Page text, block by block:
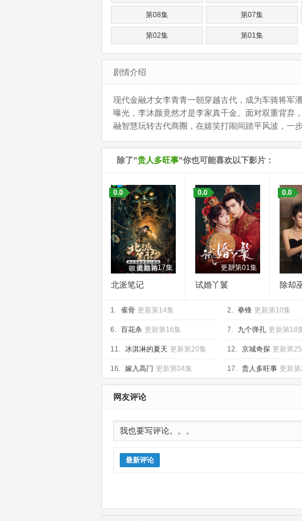
第08集 第07集
第02集 第01集
剧情介绍
现代金融才女李青青一朝穿越古代，成为车骑将军
曝光，李沐颜竟然才是李家真千金。面对双重背弃
融智慧玩转古代商圈，在嬉笑打闹间踏平风波，一
除了"贵人多旺事"你也可能喜欢以下影片：
更新第17集
0.0
北派笔记
更新第01集
0.0
试婚丫鬟
0.0
除却
1. 雀骨 更新第14集 2. 拳锋 更新第10集
6. 百花杀 更新第16集 7. 九个弹孔 更新第18
11. 冰淇淋的夏天 更新第20集 12. 京城奇探 更新第
16. 嫁入高门 更新第04集 17. 贵人多旺事 更新
网友评论
最新评论